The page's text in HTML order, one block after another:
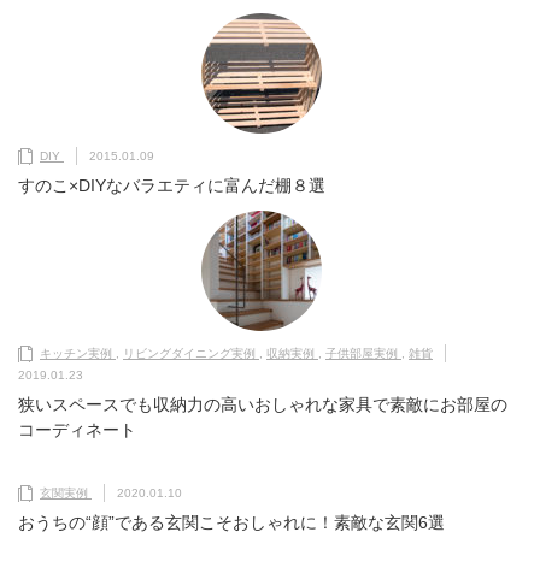
DIY 2015.01.09
すのこ×DIYなバラエティに富んだ棚８選
キッチン実例 リビングダイニング実例 収納実例 子供部屋実例
雑貨
2019.01.23
狭いスペースでも収納力の高いおしゃれな家具で素敵にお部屋の
コーディネート
玄関実例 2020.01.10
おうちの“顔”である玄関こそおしゃれに！素敵な玄関6選